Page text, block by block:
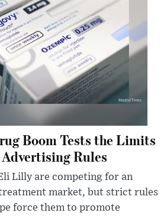
Boom Tests the Limits
Rules
Lilly are competing for an
market, but strict rules
force them to promote